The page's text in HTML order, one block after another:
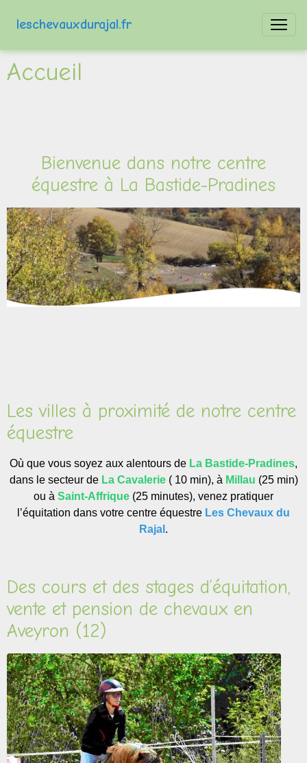
leschevauxdurajal.fr
Accueil
Bienvenue dans notre centre
équestre à La Bastide-Pradines
Les villes à proximité de notre centre
équestre
Où que vous soyez aux alentours de La Bastide-Pradines,
dans le secteur de La Cavalerie ( 10 min), à Millau (25 min)
ou à Saint-Affrique (25 minutes), venez pratiquer
l’équitation dans votre centre équestre Les Chevaux du
Rajal .
Des cours et des stages d’équitation,
vente et pension de chevaux en
Aveyron (12)